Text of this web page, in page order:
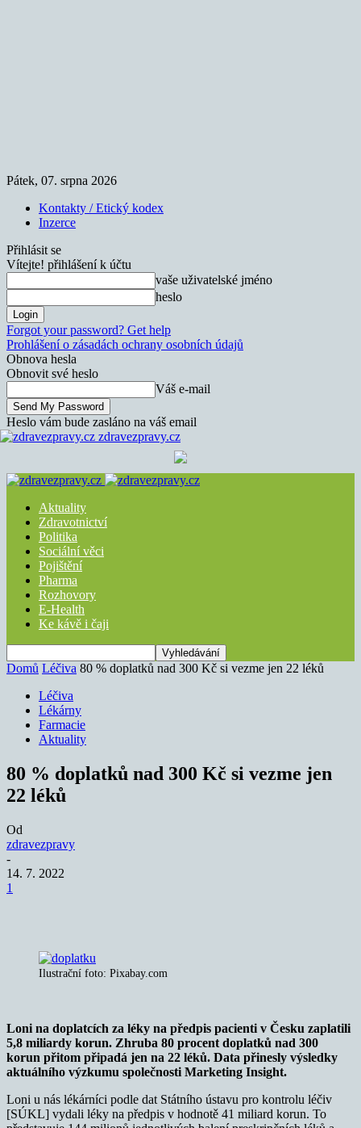
Pátek, 07. srpna 2026
Kontakty / Etický kodex
Inzerce
Přihlásit se
Vítejte! přihlášení k účtu
vaše uživatelské jméno
heslo
Forgot your password? Get help
Prohlášení o zásadách ochrany osobních údajů
Obnova hesla
Obnovit své heslo
Váš e-mail
Heslo vám bude zasláno na váš email
zdravezpravy.cz
Aktuality
Zdravotnictví
Politika
Sociální věci
Pojištění
Pharma
Rozhovory
E-Health
Ke kávě i čaji
Domů Léčiva 80 % doplatků nad 300 Kč si vezme jen 22 léků
Léčiva
Lékárny
Farmacie
Aktuality
80 % doplatků nad 300 Kč si vezme jen
22 léků
Od
zdravezpravy
-
14. 7. 2022
1
Ilustrační foto: Pixabay.com
Loni na doplatcích za léky na předpis pacienti v Česku zaplatili
5,8 miliardy korun. Zhruba 80 procent doplatků nad 300
korun přitom připadá jen na 22 léků. Data přinesly výsledky
aktuálního výzkumu společnosti Marketing Insight.
Loni u nás lékárníci podle dat Státního ústavu pro kontrolu léčiv
[SÚKL] vydali léky na předpis v hodnotě 41 miliard korun. To